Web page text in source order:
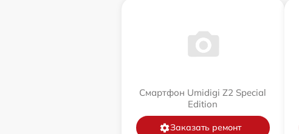
Смартфон Umidigi Z2 Special
Edition
Заказать ремонт